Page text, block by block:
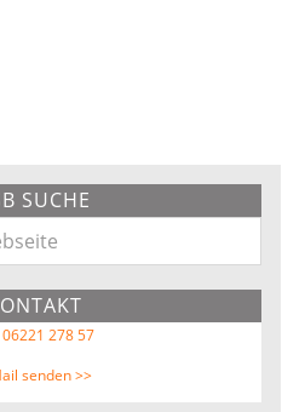
SUCHE
278 57
senden >>